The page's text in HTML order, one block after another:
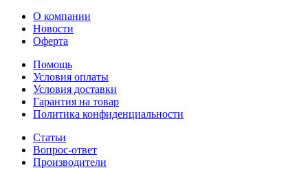
О компании
Новости
Оферта
Помощь
Условия оплаты
Условия доставки
Гарантия на товар
Политика конфиденциальности
Статьи
Вопрос-ответ
Производители